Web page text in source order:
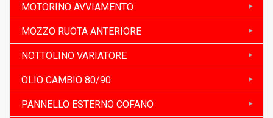
MOTORINO AVVIAMENTO
MOZZO RUOTA ANTERIORE
NOTTOLINO VARIATORE
OLIO CAMBIO 80/90
PANNELLO ESTERNO COFANO